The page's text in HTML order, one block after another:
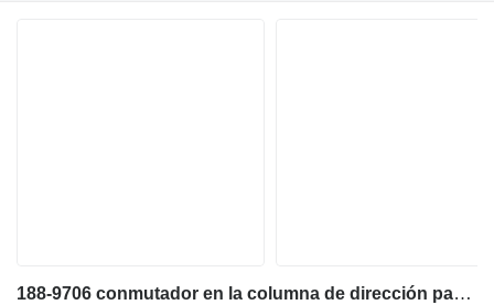
188-9706 conmutador en la columna de dirección para Caterpillar 962G cargadora de ruedas